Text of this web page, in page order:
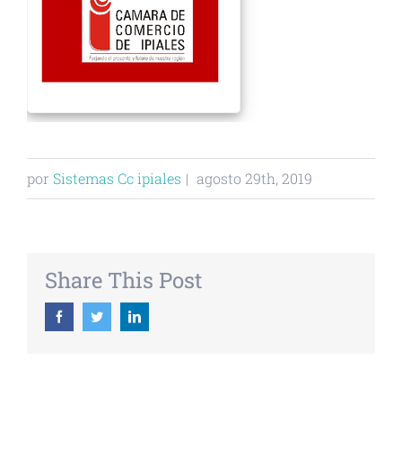
por Sistemas Cc ipiales | agosto 29th, 2019
Share This Post
FacebookTwitterLinkedin